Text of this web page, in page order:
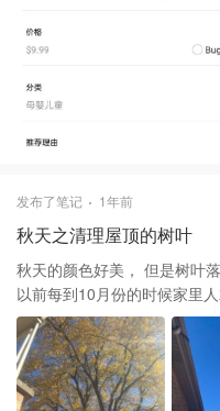
发布了笔记 1年前
秋天之清理屋顶的树叶
秋天的颜色好美， 但是树叶
以前每到10月份的时候家里
制作了这个加长版的吸管加
了。 以前一个小时的活现在
再不用爬高爬低了。